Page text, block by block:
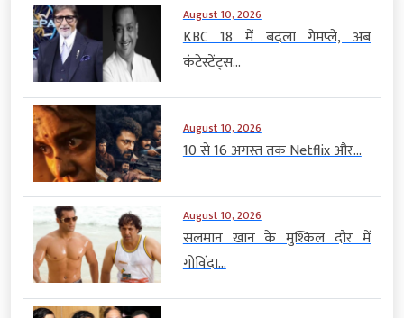
August 10, 2026
KBC 18 में बदला गेमप्ले, अब
कंटेस्टेंट्स...
August 10, 2026
10 से 16 अगस्त तक Netflix और...
August 10, 2026
सलमान खान के मुश्किल दौर में
गोविंदा...